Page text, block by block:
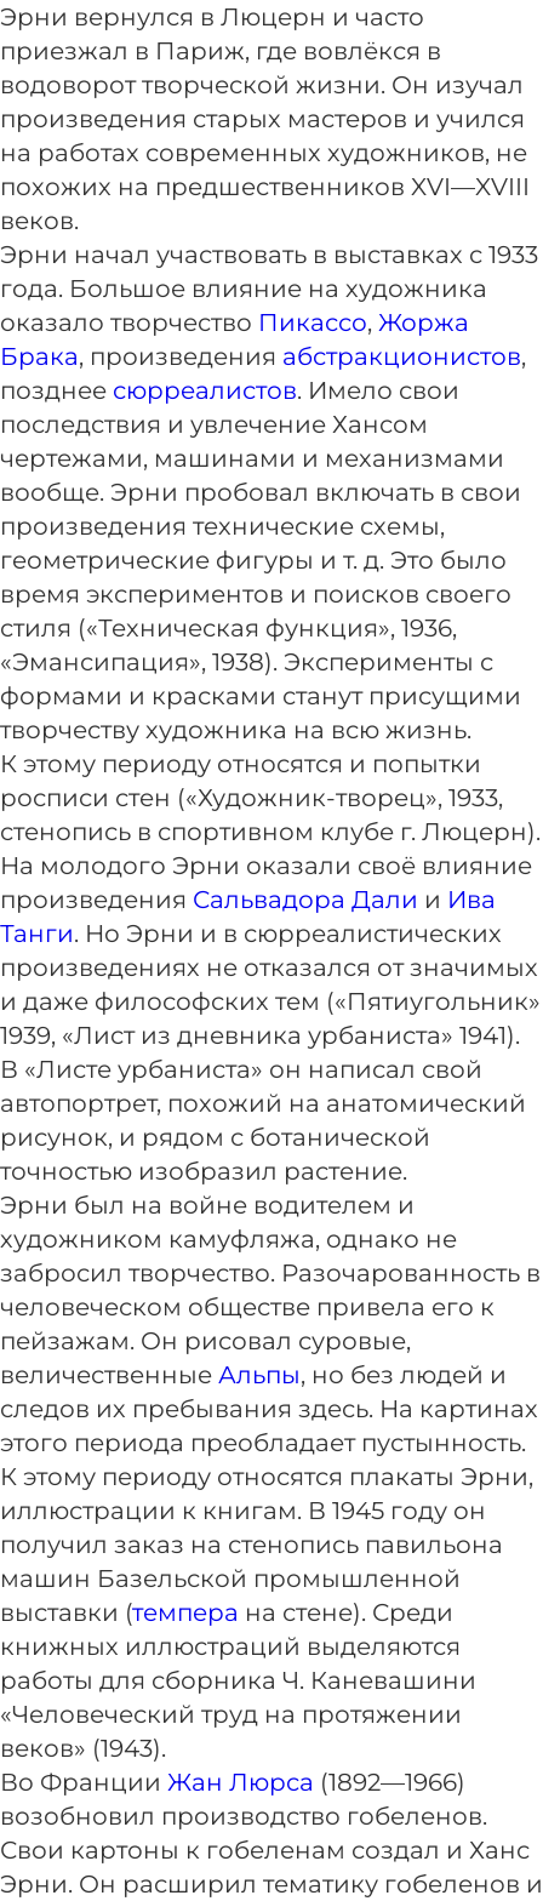
Эрни вернулся в Люцерн и часто
приезжал в Париж, где вовлёкся в
водоворот творческой жизни. Он изучал
произведения старых мастеров и учился
на работах современных художников, не
похожих на предшественников XVI—XVIII
веков.
Эрни начал участвовать в выставках с 1933
года. Большое влияние на художника
оказало творчество Пикассо, Жоржа
Брака, произведения абстракционистов,
позднее сюрреалистов. Имело свои
последствия и увлечение Хансом
чертежами, машинами и механизмами
вообще. Эрни пробовал включать в свои
произведения технические схемы,
геометрические фигуры и т. д. Это было
время экспериментов и поисков своего
стиля («Техническая функция», 1936,
«Эмансипация», 1938). Эксперименты с
формами и красками станут присущими
творчеству художника на всю жизнь.
К этому периоду относятся и попытки
росписи стен («Художник-творец», 1933,
стенопись в спортивном клубе г. Люцерн).
На молодого Эрни оказали своё влияние
произведения Сальвадора Дали и Ива
Танги. Но Эрни и в сюрреалистических
произведениях не отказался от значимых
и даже философских тем («Пятиугольник»
1939, «Лист из дневника урбаниста» 1941).
В «Листе урбаниста» он написал свой
автопортрет, похожий на анатомический
рисунок, и рядом с ботанической
точностью изобразил растение.
Эрни был на войне водителем и
художником камуфляжа, однако не
забросил творчество. Разочарованность в
человеческом обществе привела его к
пейзажам. Он рисовал суровые,
величественные Альпы, но без людей и
следов их пребывания здесь. На картинах
этого периода преобладает пустынность.
К этому периоду относятся плакаты Эрни,
иллюстрации к книгам. В 1945 году он
получил заказ на стенопись павильона
машин Базельской промышленной
выставки (темпера на стене). Среди
книжных иллюстраций выделяются
работы для сборника Ч. Каневашини
«Человеческий труд на протяжении
веков» (1943).
Во Франции Жан Люрса (1892—1966)
возобновил производство гобеленов.
Свои картоны к гобеленам создал и Ханс
Эрни. Он расширил тематику гобеленов и